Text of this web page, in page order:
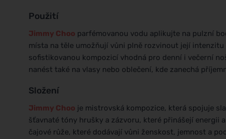
Použití
Jimmy Choo parfémovanou vodu aplikujte na pulzní
místa na těle umožňují vůni plně rozvinout její
sofistikovanou kompozicí vhodná pro denní i večerní
nanést také na vlasy nebo oblečení, kde zanechá
Složení
Jimmy Choo je mistrovská kompozice, která spojuje
šťavnaté tóny hrušky a zázvoru, které přinášejí energii
čajové růže, které dodávají vůni ženskost, jemnost a